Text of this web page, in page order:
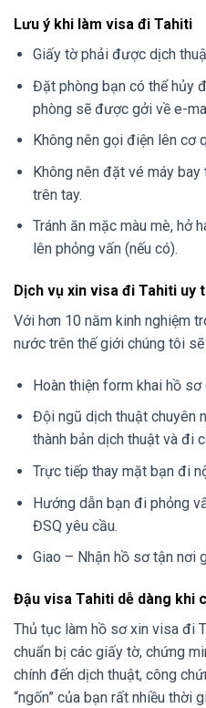
Lưu ý khi làm visa đi Tahiti
Giấy tờ phải được dịch
Đặt phòng bạn có thể hủy
phòng sẽ được gởi về e-
Không nên gọi điện lên cơ
Không nên đặt vé máy
trên tay.
Tránh ăn mặc màu mè, hở
lên phỏng vấn (nếu có).
Dịch vụ xin visa đi Tahiti uy
Với hơn 10 năm kinh nghiệm
nước trên thế giới chúng tôi
Hoàn thiện form khai hồ sơ
Đội ngũ dịch thuật chuyên
thành bản dịch thuật và đi
Trực tiếp thay mặt bạn đi
Hướng dẫn bạn đi phỏng
ĐSQ yêu cầu.
Giao – Nhận hồ sơ tận nơi
Đậu visa Tahiti dễ dàng khi
Thủ tục làm hồ sơ xin visa đi
chuẩn bị các giấy tờ, chứng
chính đến dịch thuật, công
“ngốn” của bạn rất nhiều thời